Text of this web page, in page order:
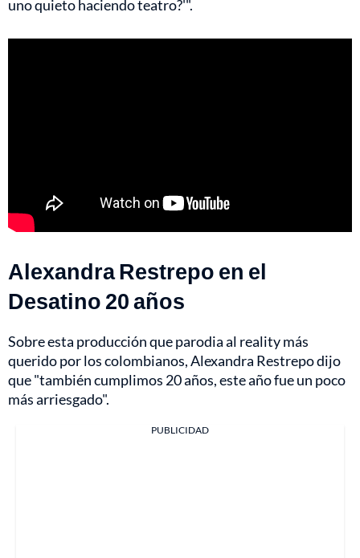
uno quieto haciendo teatro?'".
Alexandra Restrepo en el
Desatino 20 años
Sobre esta producción que parodia al reality más
querido por los colombianos, Alexandra Restrepo dijo
que "también cumplimos 20 años, este año fue un poco
más arriesgado".
PUBLICIDAD